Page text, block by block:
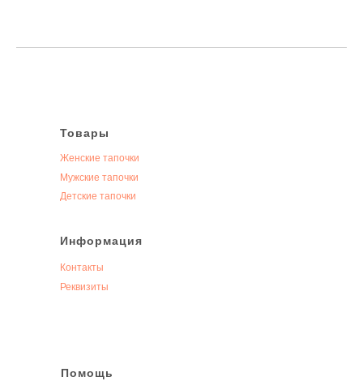
Товары
Женские тапочки
Мужские тапочки
Детские тапочки
Информация
Контакты
Реквизиты
Помощь